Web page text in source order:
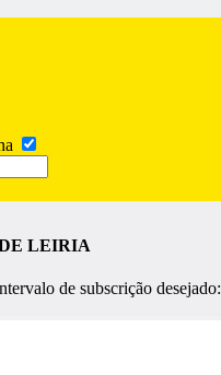
LEIRIA
de subscrição desejado: